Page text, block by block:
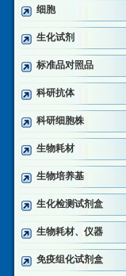
细胞
生化试剂
标准品对照品
科研抗体
科研细胞株
生物耗材
生物培养基
生化检测试剂盒
生物耗材、仪器
免疫组化试剂盒